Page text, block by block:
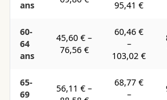
ans
95,41 €
60-
64
ans
45,60 € –
76,56 €
60,46 €
–
103,02 €
65-
69
56,11 € –
68,77 €
–